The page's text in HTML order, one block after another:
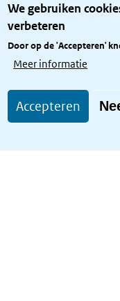
We gebruiken
verbeteren
Door op de 'Accepteren'
Meer informatie
Accepteren
Privacy
Toegang site